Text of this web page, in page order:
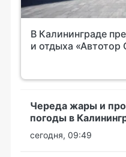
В Калининграде
и отдыха «Автотор
Череда жары и
погоды в
сегодня, 09:49